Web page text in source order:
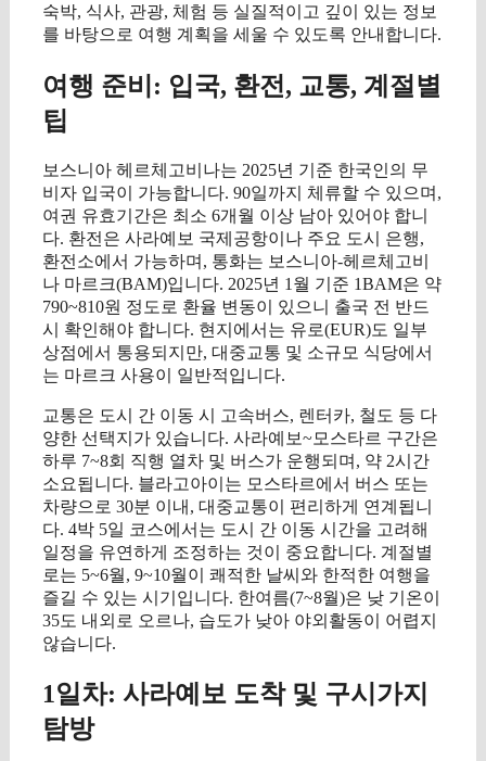
숙박, 식사, 관광, 체험 등 실질적이고 깊이 있는 정보
를 바탕으로 여행 계획을 세울 수 있도록 안내합니다.
여행 준비: 입국, 환전, 교통, 계절별
팁
보스니아 헤르체고비나는 2025년 기준 한국인의 무
비자 입국이 가능합니다. 90일까지 체류할 수 있으며,
여권 유효기간은 최소 6개월 이상 남아 있어야 합니
다. 환전은 사라예보 국제공항이나 주요 도시 은행,
환전소에서 가능하며, 통화는 보스니아-헤르체고비
나 마르크(BAM)입니다. 2025년 1월 기준 1BAM은 약
790~810원 정도로 환율 변동이 있으니 출국 전 반드
시 확인해야 합니다. 현지에서는 유로(EUR)도 일부
상점에서 통용되지만, 대중교통 및 소규모 식당에서
는 마르크 사용이 일반적입니다.
교통은 도시 간 이동 시 고속버스, 렌터카, 철도 등 다
양한 선택지가 있습니다. 사라예보~모스타르 구간은
하루 7~8회 직행 열차 및 버스가 운행되며, 약 2시간
소요됩니다. 블라고아이는 모스타르에서 버스 또는
차량으로 30분 이내, 대중교통이 편리하게 연계됩니
다. 4박 5일 코스에서는 도시 간 이동 시간을 고려해
일정을 유연하게 조정하는 것이 중요합니다. 계절별
로는 5~6월, 9~10월이 쾌적한 날씨와 한적한 여행을
즐길 수 있는 시기입니다. 한여름(7~8월)은 낮 기온이
35도 내외로 오르나, 습도가 낮아 야외활동이 어렵지
않습니다.
1일차: 사라예보 도착 및 구시가지
탐방